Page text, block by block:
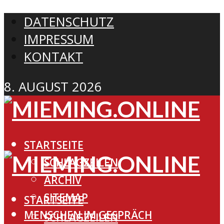
DATENSCHUTZ
IMPRESSUM
KONTAKT
8. AUGUST 2026
STARTSEITE
SCHLAGZEILEN
ARCHIV
SITEMAP
MENSCHEN IM GESPRÄCH
STARTSEITE
SCHLAGZEILEN